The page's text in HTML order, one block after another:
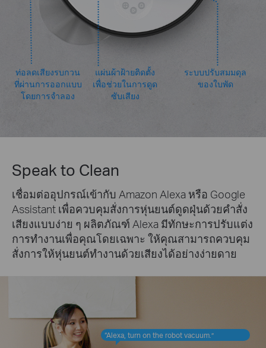
ท่อลดเสียงรบกวน
ที่ผ่านการออกแบบ
โดยการจำลอง
แผ่นผ้าฝ้ายติดตั้ง
เพื่อช่วยในการดูด
ซับเสียง
ระบบปรับสมมดุล
ของใบพัด
Speak to Clean
เชื่อมต่ออุปกรณ์เข้ากับ Amazon Alexa หรือ Google
Assistant เพื่อควบคุมสั่งการหุ่นยนต์ดูดฝุ่นด้วยคำสั่ง
เสียงแบบง่าย ๆ ผลิตภัณฑ์ Alexa มีทักษะการปรับแต่ง
การทำงานเพื่อคุณโดยเฉพาะ ให้คุณสามารถควบคุม
สั่งการให้หุ่นยนต์ทำงานด้วยเสียงได้อย่างง่ายดาย
“Alexa, turn on the robot vacuum.”